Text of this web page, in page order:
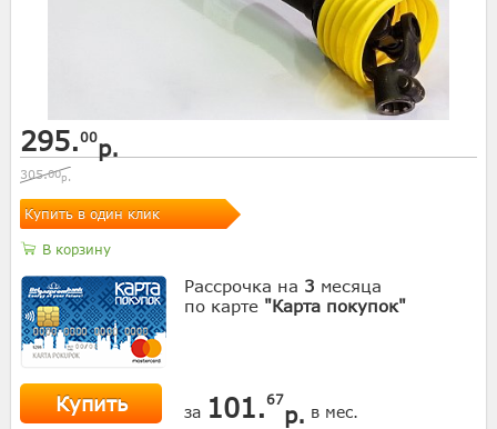
295.00р.
305.00р.
Купить в один клик
В корзину
Рассрочка на 3 месяца
по карте "Карта покупок"
Купить за 101.67
р. в мес.